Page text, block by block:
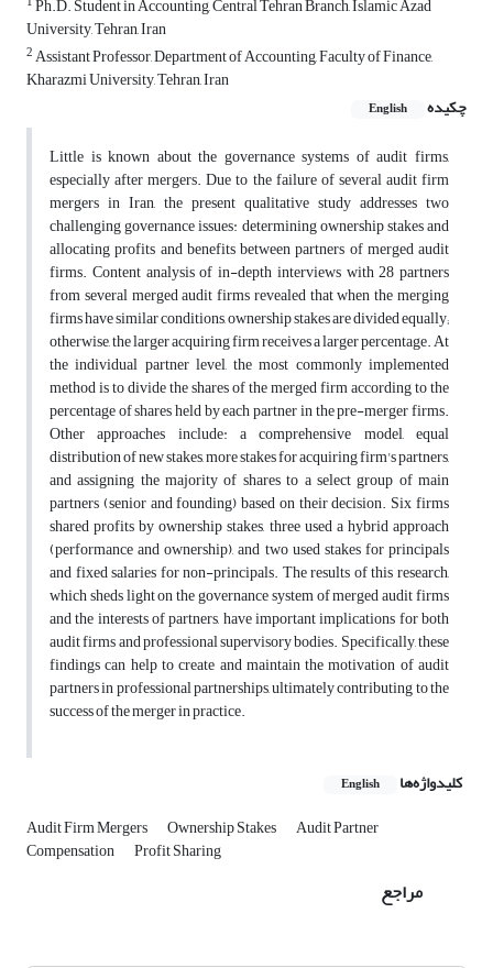
Ph.D. Student in Accounting, Central Tehran Branch, Islamic Azad
University, Tehran, Iran
2Assistant Professor, Department of Accounting, Faculty of Finance,
Kharazmi University, Tehran, Iran
چکیده
English
Little is known about the governance systems of audit firms,
especially after mergers. Due to the failure of several audit firm
mergers in Iran, the present qualitative study addresses two
challenging governance issues: determining ownership stakes and
allocating profits and benefits between partners of merged audit
firms. Content analysis of in-depth interviews with 28 partners
from several merged audit firms revealed that when the merging
firms have similar conditions, ownership stakes are divided equally;
otherwise, the larger acquiring firm receives a larger percentage. At
the individual partner level, the most commonly implemented
method is to divide the shares of the merged firm according to the
percentage of shares held by each partner in the pre-merger firms.
Other approaches include: a comprehensive model, equal
distribution of new stakes, more stakes for acquiring firm's partners,
and assigning the majority of shares to a select group of main
partners (senior and founding) based on their decision. Six firms
shared profits by ownership stakes, three used a hybrid approach
(performance and ownership), and two used stakes for principals
and fixed salaries for non-principals. The results of this research,
which sheds light on the governance system of merged audit firms
and the interests of partners, have important implications for both
audit firms and professional supervisory bodies. Specifically, these
findings can help to create and maintain the motivation of audit
partners in professional partnerships, ultimately contributing to the
success of the merger in practice.
کلیدواژه‌ها English
Audit Firm Mergers Ownership Stakes Audit Partner
Compensation Profit Sharing
مراجع